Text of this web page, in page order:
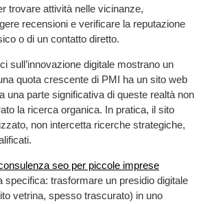
trovare attività nelle vicinanze,
recensioni e verificare la reputazione
o di un contatto diretto.
sull’innovazione digitale mostrano un
quota crescente di PMI ha un sito web
una parte significativa di queste realtà non
la ricerca organica. In pratica, il sito
non intercetta ricerche strategiche,
seo per piccole imprese
specifica: trasformare un presidio digitale
vetrina, spesso trascurato) in uno